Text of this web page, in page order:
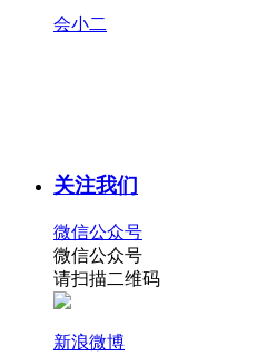
会小二
关注我们
微信公众号
微信公众号
请扫描二维码
新浪微博